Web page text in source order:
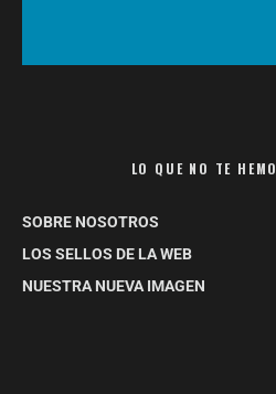
LO QUE NO TE
SOBRE NOSOTROS
LOS SELLOS DE LA WEB
NUESTRA NUEVA IMAGEN